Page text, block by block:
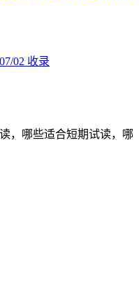
07/02 收录
，哪些适合短期试读，哪